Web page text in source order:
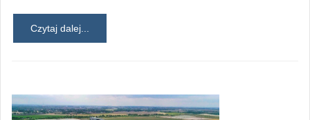
Czytaj dalej...